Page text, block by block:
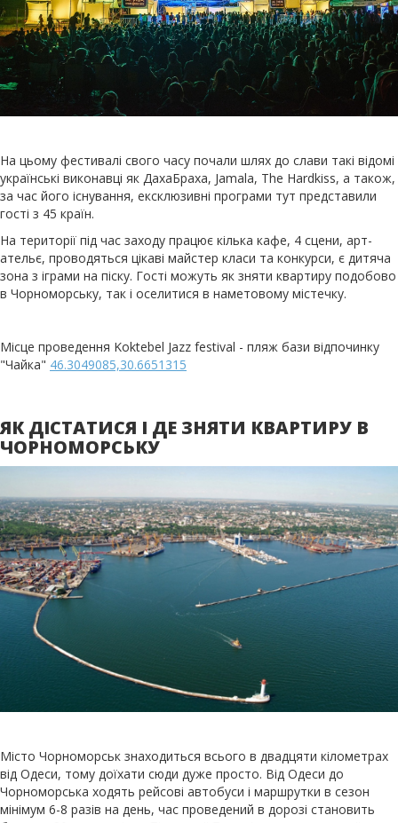
На цьому фестивалі свого часу почали шлях до слави такі відомі
українські виконавці як ДахаБраха, Jamala, The Hardkiss, а також,
за час його існування, ексклюзивні програми тут представили
гості з 45 країн.
На території під час заходу працює кілька кафе, 4 сцени, арт-
ательє, проводяться цікаві майстер класи та конкурси, є дитяча
зона з іграми на піску. Гості можуть як зняти квартиру подобово
в Чорноморську, так і оселитися в наметовому містечку.
Місце проведення Koktebel Jazz festival - пляж бази відпочинку
"Чайка" 46.3049085,30.6651315
ЯК ДІСТАТИСЯ І ДЕ ЗНЯТИ КВАРТИРУ В
ЧОРНОМОРСЬКУ
Місто Чорноморськ знаходиться всього в двадцяти кілометрах
від Одеси, тому доїхати сюди дуже просто. Від Одеси до
Чорноморська ходять рейсові автобуси і маршрутки в сезон
мінімум 6-8 разів на день, час проведений в дорозі становить